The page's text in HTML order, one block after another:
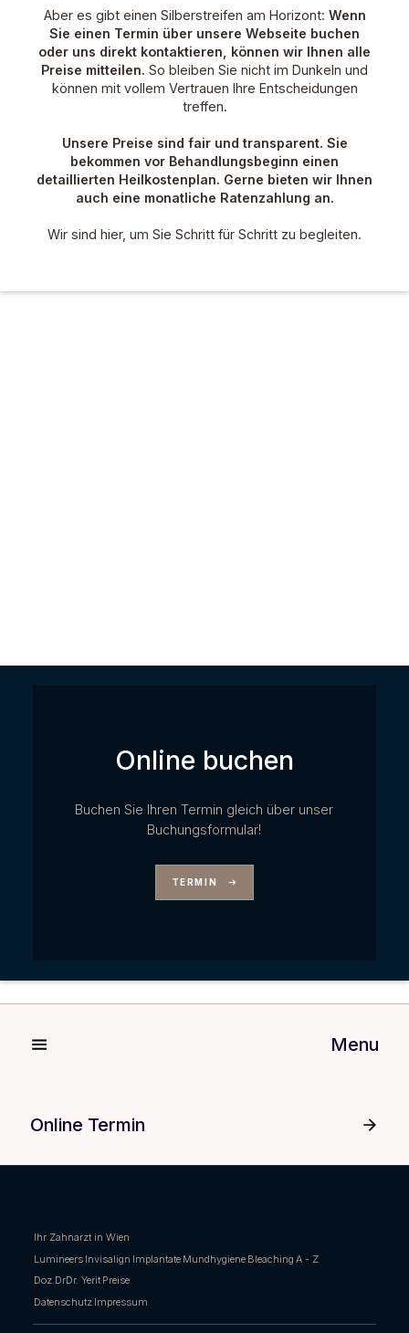
Aber es gibt einen Silberstreifen am Horizont: Wenn
Sie einen Termin über unsere Webseite buchen
oder uns direkt kontaktieren, können wir Ihnen alle
Preise mitteilen. So bleiben Sie nicht im Dunkeln und
können mit vollem Vertrauen Ihre Entscheidungen
treffen.
Unsere Preise sind fair und transparent. Sie
bekommen vor Behandlungsbeginn einen
detaillierten Heilkostenplan. Gerne bieten wir Ihnen
auch eine monatliche Ratenzahlung an.
Wir sind hier, um Sie Schritt für Schritt zu begleiten.
Online buchen
Buchen Sie Ihren Termin gleich über unser
Buchungsformular!
TERMIN
Menu
Online Termin
Ihr Zahnarzt in Wien
Lumineers Invisalign Implantate Mundhygiene Bleaching A - Z
Doz.DrDr. Yerit Preise
Datenschutz Impressum